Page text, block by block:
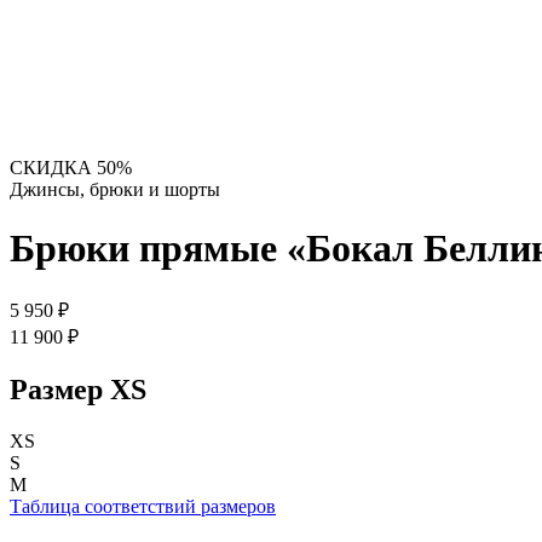
СКИДКА 50%
Джинсы, брюки и шорты
Брюки прямые «Бокал
5 950 ₽
11 900 ₽
Размер XS
XS
S
M
Таблица соответствий размеров